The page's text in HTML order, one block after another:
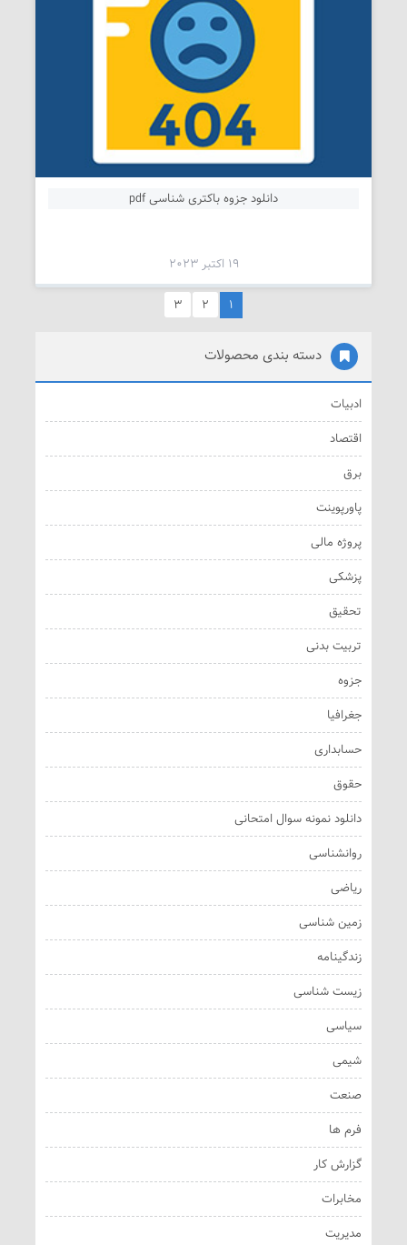
دانلود جزوه باکتری شناسی pdf
19 اکتبر 2023
1
2
3
دسته بندی محصولات
ادبیات
اقتصاد
برق
پاورپوینت
پروژه مالی
پزشکی
تحقیق
تربیت بدنی
جزوه
جغرافیا
حسابداری
حقوق
دانلود نمونه سوال امتحانی
روانشناسی
ریاضی
زمین شناسی
زندگینامه
زیست شناسی
سیاسی
شیمی
صنعت
فرم ها
گزارش کار
مخابرات
مدیریت